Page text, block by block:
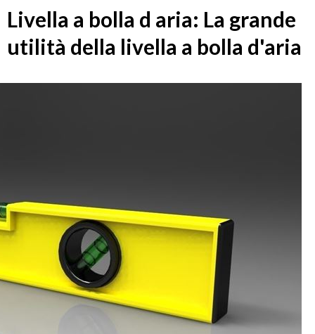
Livella a bolla d aria: La grande
utilità della livella a bolla d'aria